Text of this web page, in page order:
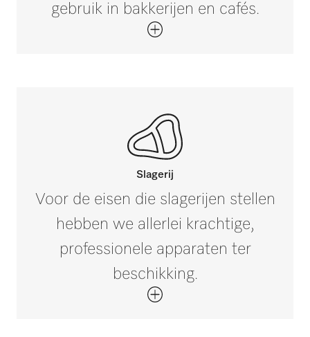
gebruik in bakkerijen en cafés.
Slagerij
Voor de eisen die slagerijen stellen
hebben we allerlei krachtige,
professionele apparaten ter
beschikking.